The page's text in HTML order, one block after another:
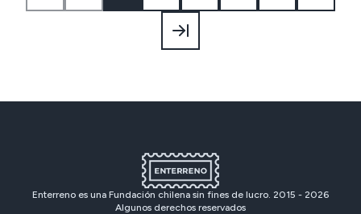
Enterreno es una Fundación chilena sin fines de lucro. 2015 - 2026
Algunos derechos reservados